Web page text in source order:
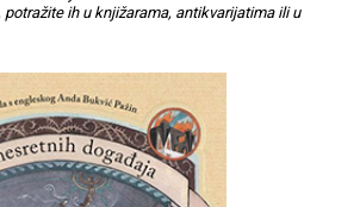
potražite ih u knjižarama, antikvarijatima ili u